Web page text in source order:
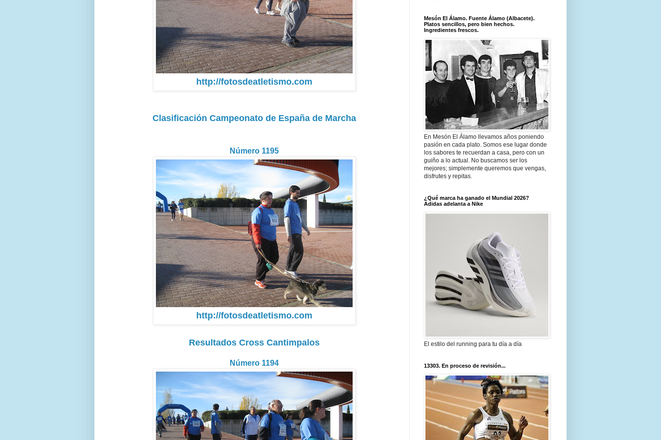
http://fotosdeatletismo.com
Clasificación Campeonato de España de Marcha
Número 1195
http://fotosdeatletismo.com
Resultados Cross Cantimpalos
Número 1194
Mesón El Álamo. Fuente Álamo (Albacete).
Platos sencillos, pero bien hechos.
Ingredientes frescos.
En Mesón El Álamo llevamos años poniendo
pasión en cada plato. Somos ese lugar donde
los sabores te recuerdan a casa, pero con un
guiño a lo actual. No buscamos ser los
mejores; simplemente queremos que vengas,
disfrutes y repitas.
¿Qué marca ha ganado el Mundial 2026?
Adidas adelanta a Nike
El estilo del running para tu día a día
13303. En proceso de revisión...